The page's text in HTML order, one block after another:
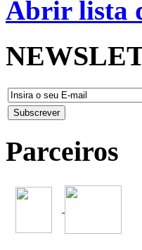
Abrir lista
Parceiros